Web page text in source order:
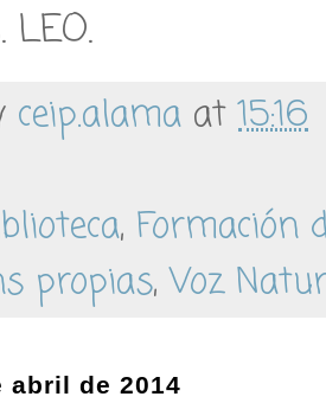
ceip.alama at15:16
, Formación
propias,Voz
abril de 2014